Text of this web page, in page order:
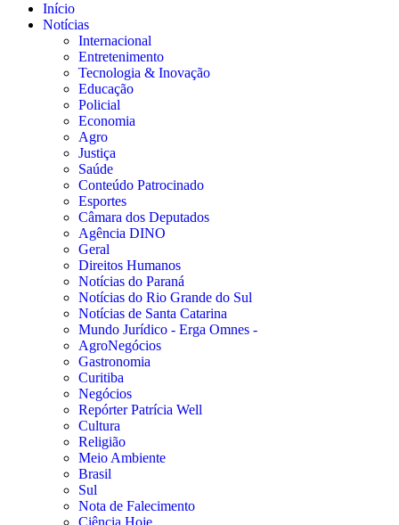
Início
Notícias
Internacional
Entretenimento
Tecnologia & Inovação
Educação
Policial
Economia
Agro
Justiça
Saúde
Conteúdo Patrocinado
Esportes
Câmara dos Deputados
Agência DINO
Geral
Direitos Humanos
Notícias do Paraná
Notícias do Rio Grande do Sul
Notícias de Santa Catarina
Mundo Jurídico - Erga Omnes -
AgroNegócios
Gastronomia
Curitiba
Negócios
Repórter Patrícia Well
Cultura
Religião
Meio Ambiente
Brasil
Sul
Nota de Falecimento